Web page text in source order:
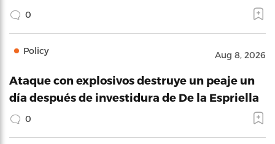
0
Policy Aug 8, 2026
Ataque con explosivos destruye un peaje un
día después de investidura de De la Espriella
0